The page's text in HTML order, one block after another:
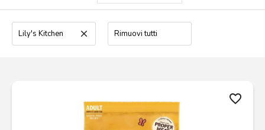
Lily's Kitchen clear Rimuovi tutti
favorite_border